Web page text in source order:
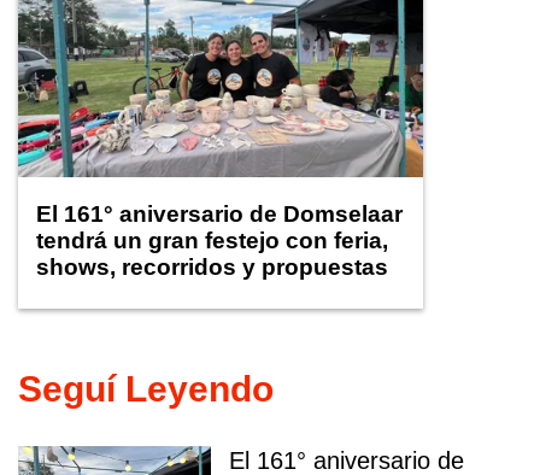
El 161° aniversario de Domselaar
tendrá un gran festejo con feria,
shows, recorridos y propuestas
Seguí Leyendo
El 161° aniversario de